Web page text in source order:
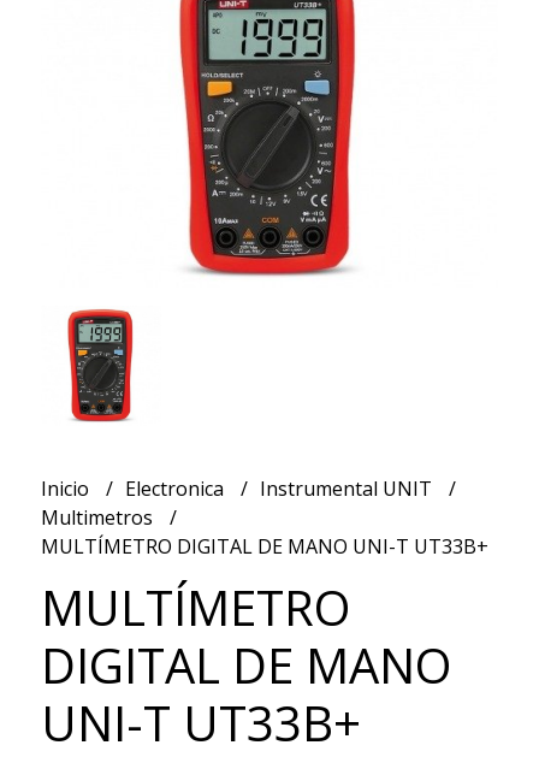
Inicio Electronica
Instrumental UNIT
Multimetros
MULTÍMETRO DIGITAL DE MANO UNI-T UT33B+
MULTÍMETRO
DIGITAL DE MANO
UNI-T UT33B+